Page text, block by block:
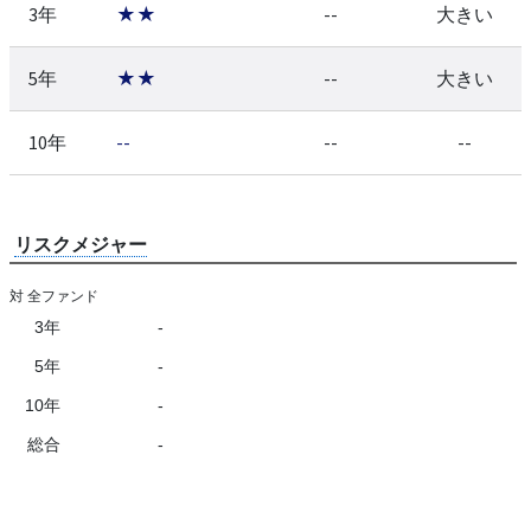
3年 ★★ -- 大きい
5年 ★★ -- 大きい
10年 -- -- --
リスクメジャー
対 全ファンド
3年 -
5年 -
10年 -
総合 -